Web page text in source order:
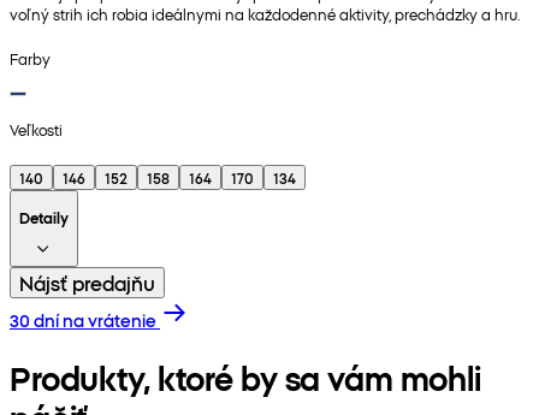
voľný strih ich robia ideálnymi na každodenné aktivity, prechádzky a hru.
Farby
Veľkosti
140 146 152 158 164 170
134
Detaily
Nájsť predajňu
30 dní na vrátenie
Produkty, ktoré by sa vám mohli